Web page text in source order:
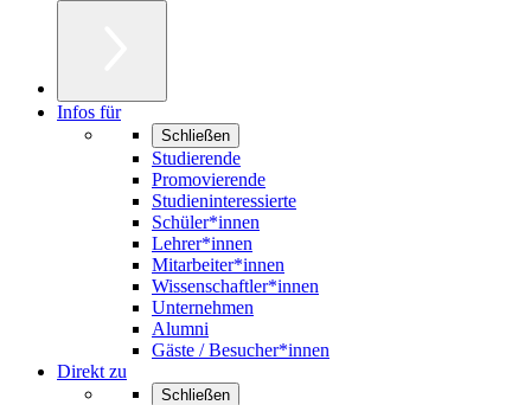
Infos für
Schließen
Studierende
Promovierende
Studieninteressierte
Schüler*innen
Lehrer*innen
Mitarbeiter*innen
Wissenschaftler*innen
Unternehmen
Alumni
Gäste / Besucher*innen
Direkt zu
Schließen